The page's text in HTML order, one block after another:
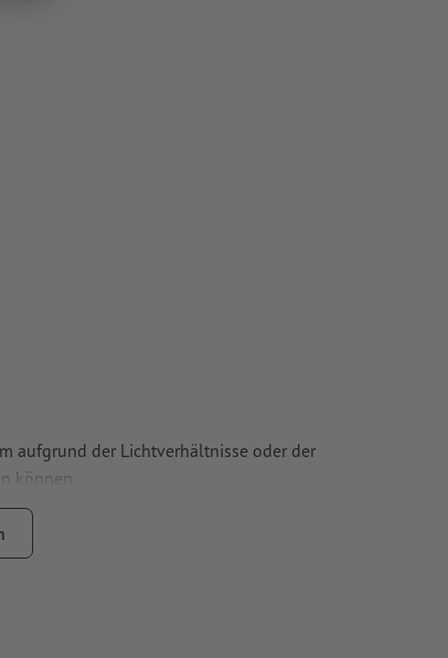
aufgrund der Lichtverhältnisse oder der
können